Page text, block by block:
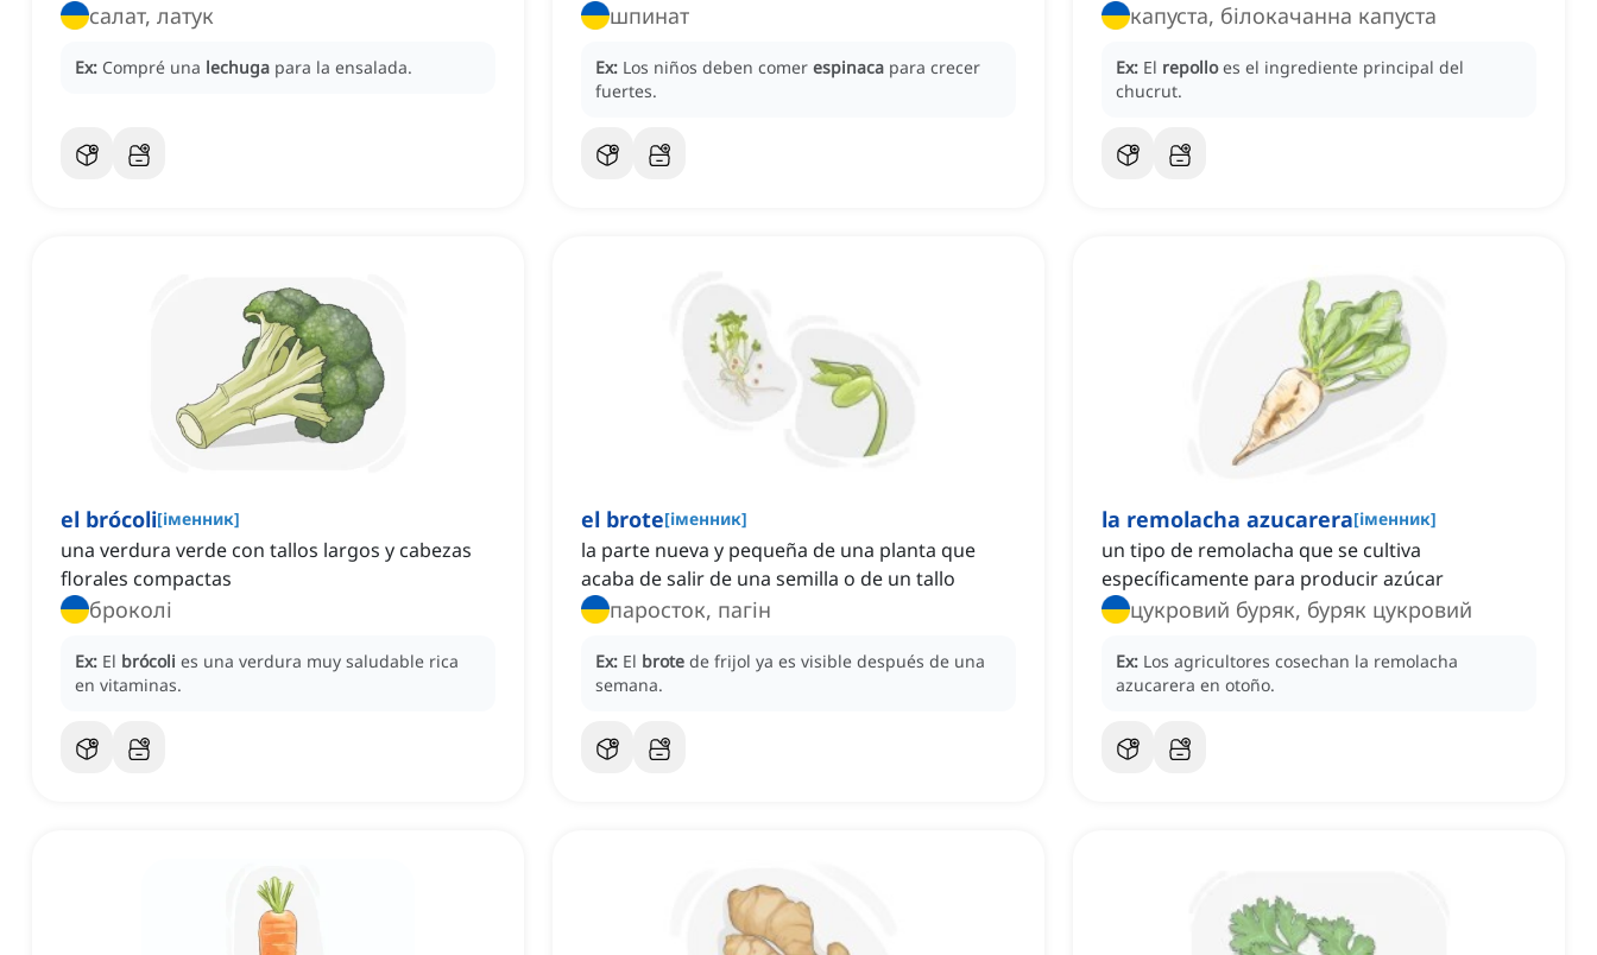
салат, латук
Ex: Compré una lechuga para la ensalada.
шпинат
Ex: Los niños deben comer espinaca para crecer
fuertes.
капуста, білокачанна капуста
Ex: El repollo es el ingrediente principal del
chucrut.
el brócoli[іменник]
una verdura verde con tallos largos y cabezas
florales compactas
броколі
Ex: El brócoli es una verdura muy saludable rica
en vitaminas.
el brote[іменник]
la parte nueva y pequeña de una planta que
acaba de salir de una semilla o de un tallo
паросток, пагін
Ex: El brote de frijol ya es visible después de una
semana.
la remolacha azucarera[іменник]
un tipo de remolacha que se cultiva
específicamente para producir azúcar
цукровий буряк, буряк цукровий
Ex: Los agricultores cosechan la remolacha
azucarera en otoño.